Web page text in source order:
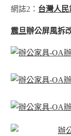
網誌2： 台灣人
震旦辦公屏風拆